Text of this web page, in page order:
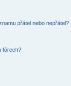
přátel nebo nepřátel?
fórech?